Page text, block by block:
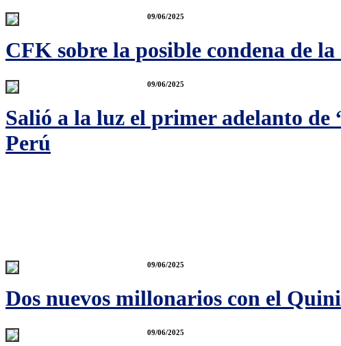
09/06/2025
CFK sobre la posible condena de
09/06/2025
Salió a la luz el primer adelanto de
Perú
09/06/2025
Dos nuevos millonarios con el
09/06/2025